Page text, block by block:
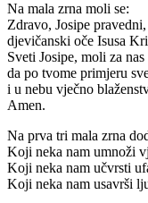
Na mala zrna moli se:
Zdravo, Josipe
djevičanski oče Isusa
Sveti Josipe, moli za nas
da po tvome primjeru
i u nebu vječno
Amen.
Na prva tri mala zrna
Koji neka nam umnoži
Koji neka nam učvrsti
Koji neka nam usavrši